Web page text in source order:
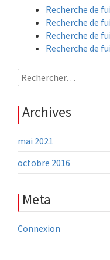
Recherche de
Recherche de
Recherche de
Recherche de
Rechercher :
Archives
mai 2021
octobre 2016
Meta
Connexion